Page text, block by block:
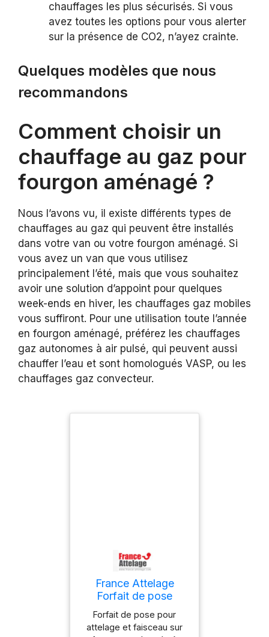
chauffages les plus sécurisés. Si vous
avez toutes les options pour vous alerter
sur la présence de CO2, n’ayez crainte.
Quelques modèles que nous
recommandons
Comment choisir un
chauffage au gaz pour
fourgon aménagé ?
Nous l’avons vu, il existe différents types de
chauffages au gaz qui peuvent être installés
dans votre van ou votre fourgon aménagé. Si
vous avez un van que vous utilisez
principalement l’été, mais que vous souhaitez
avoir une solution d’appoint pour quelques
week-ends en hiver, les chauffages gaz mobiles
vous suffiront. Pour une utilisation toute l’année
en fourgon aménagé, préférez les chauffages
gaz autonomes à air pulsé, qui peuvent aussi
chauffer l’eau et sont homologués VASP, ou les
chauffages gaz convecteur.
France Attelage
Forfait de pose
attelage & faisceaux
sur fourgon aménagé
Forfait de pose pour
attelage et faisceau sur